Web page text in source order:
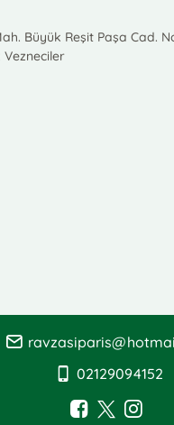
Büyük Reşit Paşa Cad.
Vezneciler
02129094152